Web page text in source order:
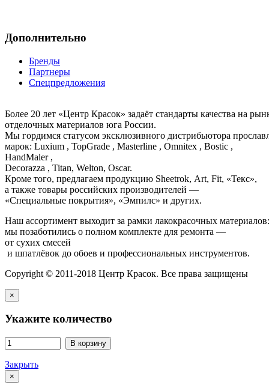
Дополнительно
Бренды
Партнеры
Спецпредложения
Более 20 лет «Центр Красок» задаёт стандарты качества на
отделочных материалов юга России.
Мы гордимся статусом эксклюзивного дистрибьютора
марок: Luxium , TopGrade , Masterline , Omnitex , Bostic ,
HandMaler ,
Decorazza , Titan, Welton, Oscar.
Кроме того, предлагаем продукцию Sheetrok, Art, Fit, «Текс»,
а также товары российских производителей —
«Специальные покрытия», «Эмпилс» и других.
Наш ассортимент выходит за рамки лакокрасочных
мы позаботились о полном комплекте для ремонта —
от сухих смесей
и шпатлёвок до обоев и профессиональных инструментов.
Copyright © 2011-2018 Центр Красок. Все права защищены
×
Укажите количество
В корзину
Закрыть
×